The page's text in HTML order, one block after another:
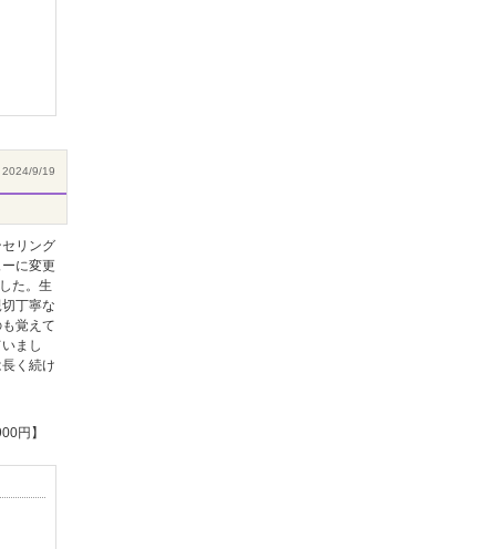
2024/9/19
リング
に変更
た。生
丁寧な
覚えて
まし
く続け
円】